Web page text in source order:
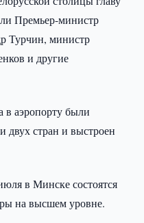
Премьер-министр
Турчин, министр
и другие
в аэропорту были
двух стран и выстроен
в Минске состоятся
на высшем уровне.